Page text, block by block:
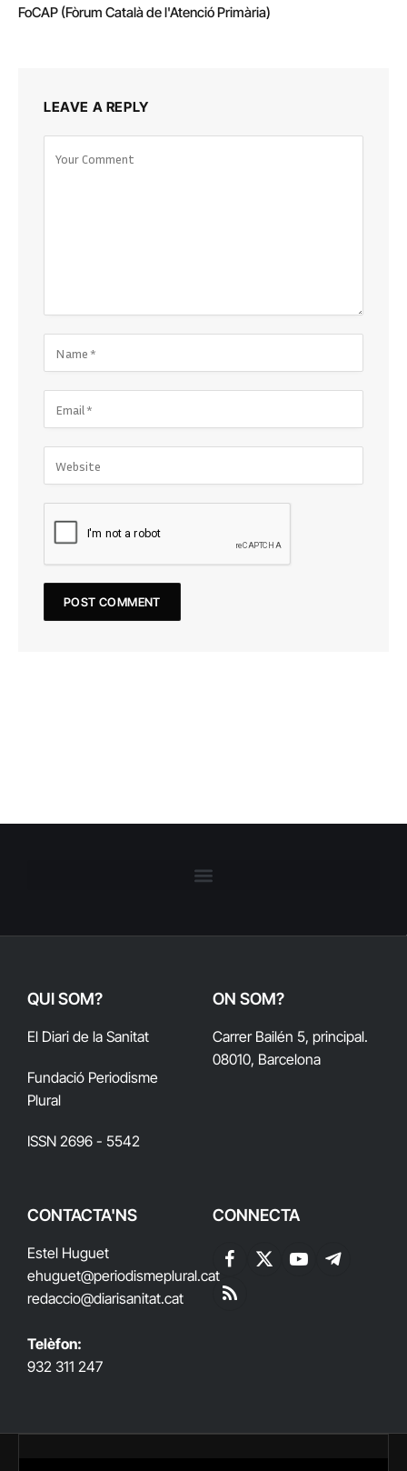
FoCAP (Fòrum Català de l'Atenció Primària)
LEAVE A REPLY
QUI SOM?
El Diari de la Sanitat
Fundació Periodisme
Plural
ISSN 2696 - 5542
ON SOM?
Carrer Bailén 5, principal.
08010, Barcelona
CONTACTA'NS
Estel Huguet
ehuguet@periodismeplural.cat
redaccio@diarisanitat.cat
Telèfon:
932 311 247
CONNECTA
Facebook
X
YouTubeTelegram
RSS